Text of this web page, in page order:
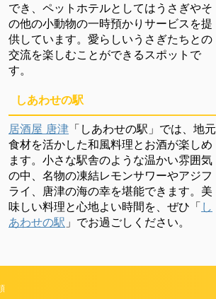
でき、ペットホテルとしてはうさぎやそ
の他の小動物の一時預かりサービスを提
供しています。愛らしいうさぎたちとの
交流を楽しむことができるスポットで
す。
しあわせの駅
居酒屋 唐津 「しあわせの駅」では、地元
食材を活かした和風料理とお酒が楽しめ
ます。小さな駅舎のような温かい雰囲気
の中、名物の凍結レモンサワーやアジフ
ライ、唐津の海の幸を堪能できます。美
味しい料理と心地よい時間を、ぜひ「 し
あわせの駅 」でお過ごしください。